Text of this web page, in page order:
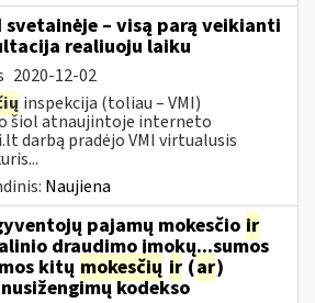
svetainėje – visą parą veikianti
realiuoju laiku
2020-12-02
inspekcija (toliau – VMI)
šiol atnaujintoje interneto
darbą pradėjo VMI virtualusis
Naujiena
pajamų mokesčio ir
draudimo įmokų...sumos
kitų mokesčių ir (ar)
kodekso